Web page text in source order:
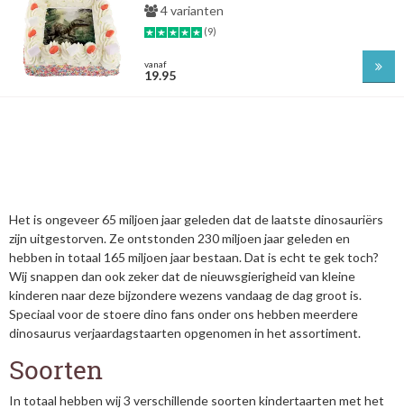
4 varianten
(9)
vanaf
19.95
Het is ongeveer 65 miljoen jaar geleden dat de laatste dinosauriërs
zijn uitgestorven. Ze ontstonden 230 miljoen jaar geleden en
hebben in totaal 165 miljoen jaar bestaan. Dat is echt te gek toch?
Wij snappen dan ook zeker dat de nieuwsgierigheid van kleine
kinderen naar deze bijzondere wezens vandaag de dag groot is.
Speciaal voor de stoere dino fans onder ons hebben meerdere
dinosaurus verjaardagstaarten opgenomen in het assortiment.
Soorten
In totaal hebben wij 3 verschillende soorten kindertaarten met het